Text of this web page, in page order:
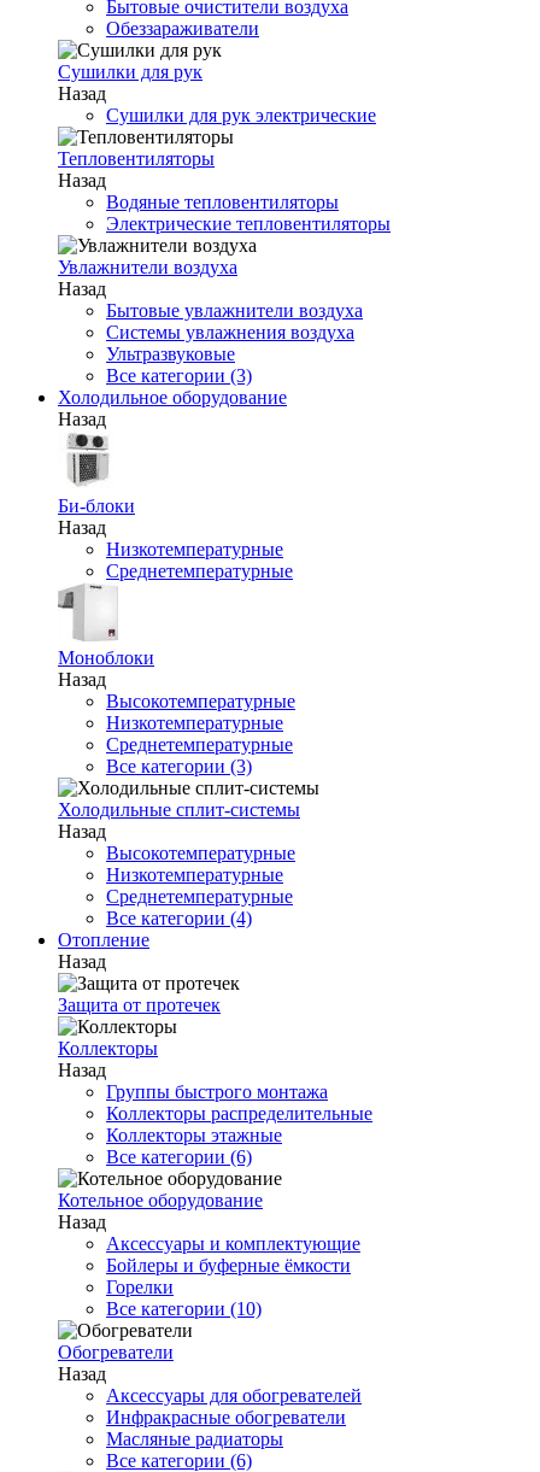
Бытовые очистители воздуха
Обеззараживатели
Сушилки для рук
Назад
Сушилки для рук электрические
Тепловентиляторы
Назад
Водяные тепловентиляторы
Электрические тепловентиляторы
Увлажнители воздуха
Назад
Бытовые увлажнители воздуха
Системы увлажнения воздуха
Ультразвуковые
Все категории (3)
Холодильное оборудование
Назад
Би-блоки
Назад
Низкотемпературные
Среднетемпературные
Моноблоки
Назад
Высокотемпературные
Низкотемпературные
Среднетемпературные
Все категории (3)
Холодильные сплит-системы
Назад
Высокотемпературные
Низкотемпературные
Среднетемпературные
Все категории (4)
Отопление
Назад
Защита от протечек
Коллекторы
Назад
Группы быстрого монтажа
Коллекторы распределительные
Коллекторы этажные
Все категории (6)
Котельное оборудование
Назад
Аксессуары и комплектующие
Бойлеры и буферные ёмкости
Горелки
Все категории (10)
Обогреватели
Назад
Аксессуары для обогревателей
Инфракрасные обогреватели
Масляные радиаторы
Все категории (6)